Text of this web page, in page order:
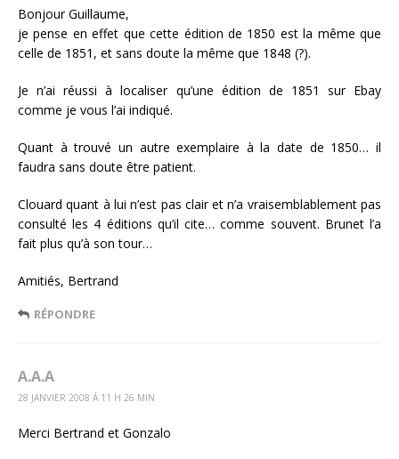
Bonjour Guillaume,
je pense en effet que cette édition de 1850 est la même que
celle de 1851, et sans doute la même que 1848 (?).
Je n’ai réussi à localiser qu’une édition de 1851 sur Ebay
comme je vous l’ai indiqué.
Quant à trouvé un autre exemplaire à la date de 1850… il
faudra sans doute être patient.
Clouard quant à lui n’est pas clair et n’a vraisemblablement pas
consulté les 4 éditions qu’il cite… comme souvent. Brunet l’a
fait plus qu’à son tour…
Amitiés, Bertrand
RÉPONDRE
A.A.A
28 JANVIER 2008 Á 11 H 26 MIN
Merci Bertrand et Gonzalo